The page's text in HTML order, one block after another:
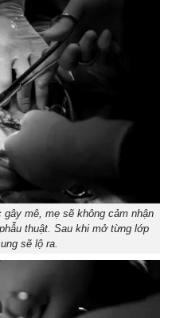
mê, mẹ sẽ không cảm nhận
thuật. Sau khi mở từng lớp
sẽ lộ ra.